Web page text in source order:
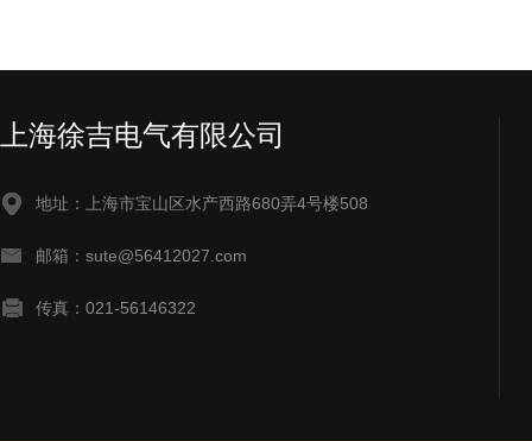
上海徐吉电气有限公司
地址：上海市宝山区水产西路680弄4号楼508
邮箱：sute@56412027.com
传真：021-56146322